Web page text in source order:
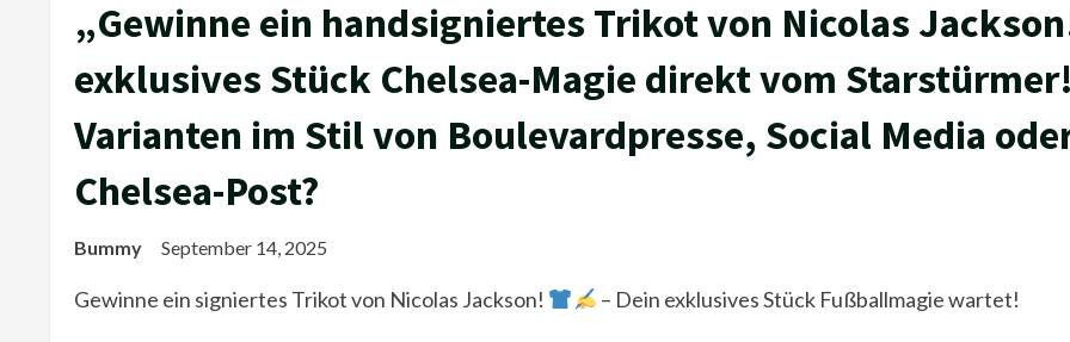
„Gewinne ein handsigniertes Trikot von Nicolas
exklusives Stück Chelsea-Magie direkt vom
Varianten im Stil von Boulevardpresse, Social Media
Chelsea-Post?
Bummy September 14, 2025
Gewinne ein signiertes Trikot von Nicolas Jackson! – Dein exklusives Stück Fußballmagie wartet!